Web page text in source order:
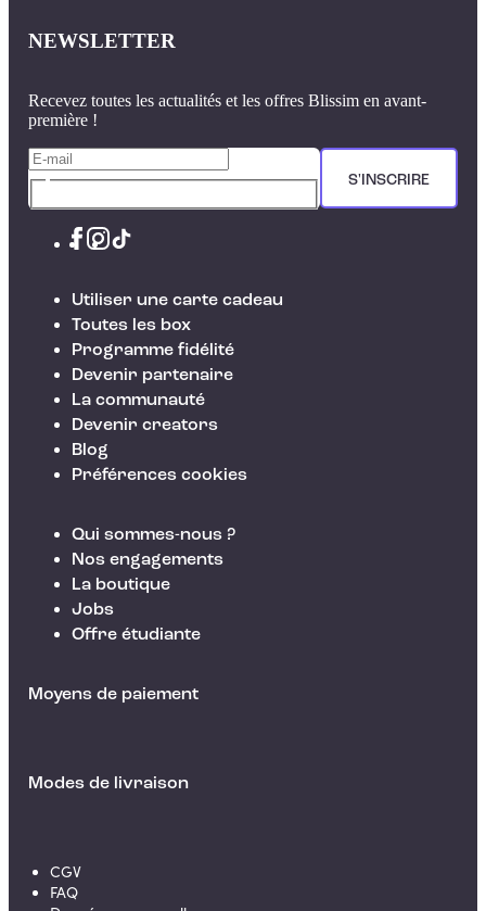
NEWSLETTER
Recevez toutes les actualités et les offres Blissim en avant-
première !
S'INSCRIRE
Utiliser une carte cadeau
Toutes les box
Programme fidélité
Devenir partenaire
La communauté
Devenir creators
Blog
Préférences cookies
Qui sommes-nous ?
Nos engagements
La boutique
Jobs
Offre étudiante
Moyens de paiement
Modes de livraison
CGV
FAQ